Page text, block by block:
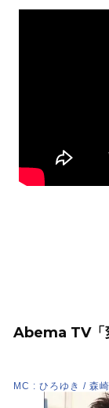
Abema TV「
MC : ひろゆき / 森